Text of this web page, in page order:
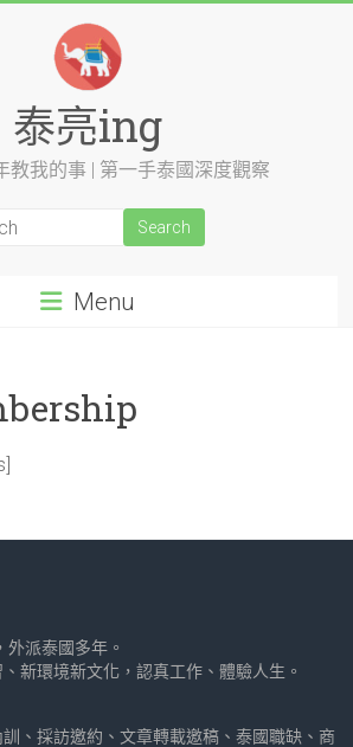
泰亮ing
教我的事 | 第一手泰國深度觀察
Menu
派泰國多年。
新環境新文化，認真工作、體驗人生。
、採訪邀約、文章轉載邀稿、泰國職缺、商